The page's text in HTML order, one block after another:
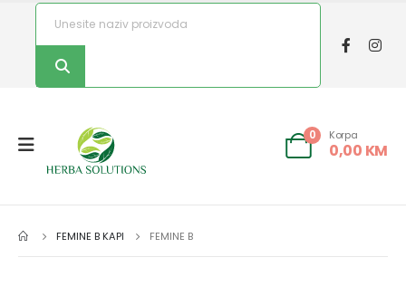
0 Korpa
0,00 KM
FEMINE B KAPI FEMINE B